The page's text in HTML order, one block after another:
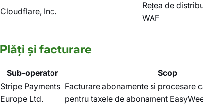
Cloudflare, Inc.
Rețea de
WAF
Plăți și facturare
Sub-operator Scop
Stripe Payments
Europe Ltd.
Facturare abonamente și procesare
pentru taxele de abonament